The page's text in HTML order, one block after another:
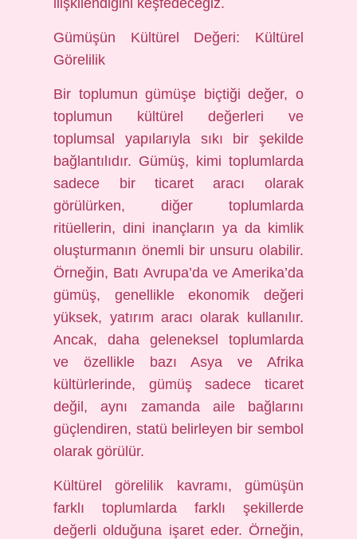
ilişkilendiğini keşfedeceğiz.
Gümüşün Kültürel Değeri: Kültürel
Görelilik
Bir toplumun gümüşe biçtiği değer, o
toplumun kültürel değerleri ve
toplumsal yapılarıyla sıkı bir şekilde
bağlantılıdır. Gümüş, kimi toplumlarda
sadece bir ticaret aracı olarak
görülürken, diğer toplumlarda
ritüellerin, dini inançların ya da kimlik
oluşturmanın önemli bir unsuru olabilir.
Örneğin, Batı Avrupa’da ve Amerika’da
gümüş, genellikle ekonomik değeri
yüksek, yatırım aracı olarak kullanılır.
Ancak, daha geleneksel toplumlarda
ve özellikle bazı Asya ve Afrika
kültürlerinde, gümüş sadece ticaret
değil, aynı zamanda aile bağlarını
güçlendiren, statü belirleyen bir sembol
olarak görülür.
Kültürel görelilik kavramı, gümüşün
farklı toplumlarda farklı şekillerde
değerli olduğuna işaret eder. Örneğin,